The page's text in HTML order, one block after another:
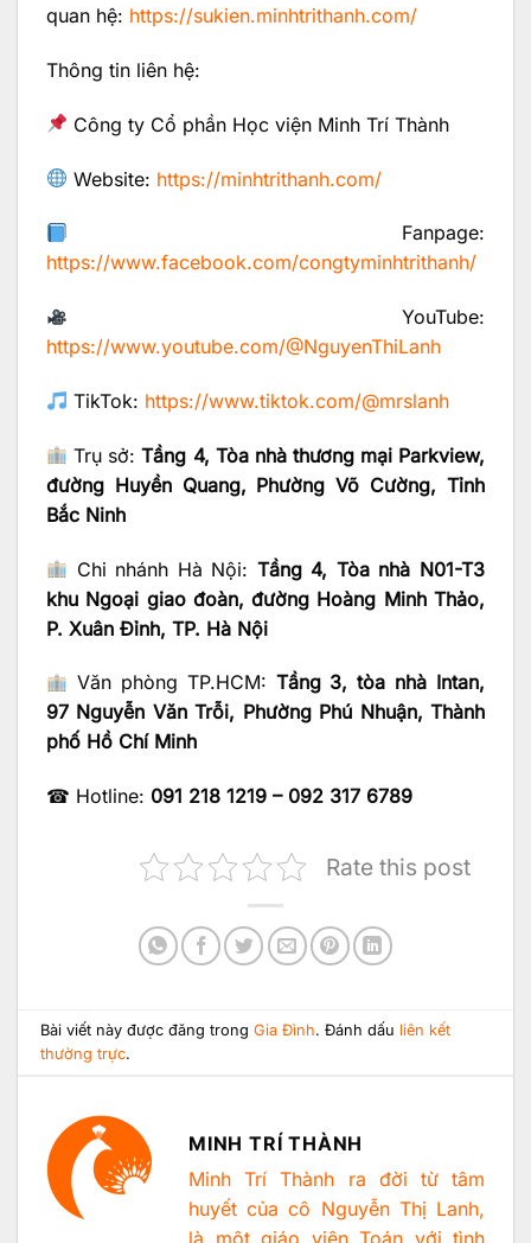
quan hệ: https://sukien.minhtrithanh.com/
Thông tin liên hệ:
Công ty Cổ phần Học viện Minh Trí Thành
Website: https://minhtrithanh.com/
Fanpage:
https://www.facebook.com/congtyminhtrithanh/
YouTube:
https://www.youtube.com/@NguyenThiLanh
TikTok: https://www.tiktok.com/@mrslanh
Trụ sở:Tầng 4, Tòa nhà thương mại Parkview,
đường Huyền Quang, Phường Võ Cường, Tỉnh
Bắc Ninh
Chi nhánh Hà Nội: Tầng 4, Tòa nhà N01-T3
khu Ngoại giao đoàn, đường Hoàng Minh Thảo,
P. Xuân Đỉnh, TP. Hà Nội
Văn phòng TP.HCM: Tầng 3, tòa nhà Intan,
97 Nguyễn Văn Trỗi, Phường Phú Nhuận, Thành
phố Hồ Chí Minh
☎ Hotline: 091 218 1219 – 092 317 6789
Rate this post
Bài viết này được đăng trongGia Đình. Đánh dấu liên kết
thường trực.
MINH TRÍ THÀNH
Minh Trí Thành ra đời từ tâm
huyết của cô Nguyễn Thị Lanh,